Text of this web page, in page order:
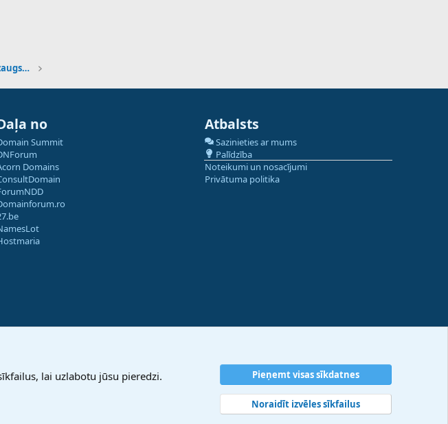
Online Uzņēmējdarbība un Biznesa Izaugsme
no
Summit
Domains
Atbalsts
Sazinieties ar mums
Palīdzība
Noteikumi un nosacījumi
Privātuma politika
lai uzlabotu jūsu pieredzi.
Pieņemt visas sīkdatnes
Noraidīt izvēles sīkfailus